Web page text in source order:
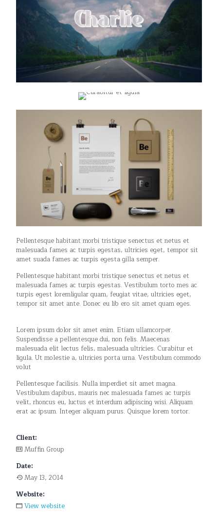
Pellentesque habitant morbi tristique senectus et netus et
malesuada fames ac turpis egestas, ultricies eget, tempor sit
amet suada fames ac turpis egesta gilla semper.
Pellentesque habitant morbi tristique senectus et netus et
malesuada fames ac turpis egestas. Vestibulum torto mes ac
turpis egest loremligular quam, feugiat vitae, ultricies eget,
tempor sit amet ante. Donec eu lib ero sit amet quam eges.
Lorem ipsum dolor sit amet enim. Etiam ullamcorper.
Suspendisse a pellentesque dui, non felis. Maecenas
malesuada elit lectus felis, malesuada ultricies. Curabitur et
ligula. Ut molestie a, ultricies porta urna. Vestibulum commodo
volut
Pellentesque facilisis. Nulla imperdiet sit amet magna.
Vestibulum dapibus, mauris nec malesuada fames ac turpis
velit, rhoncus eu, luctus et interdum adipiscing wisi. Aliquam
erat ac ipsum. Integer aliquam purus. Quisque lorem tortor.
Client:
Muffin Group
Date:
May 13, 2014
Website:
View website